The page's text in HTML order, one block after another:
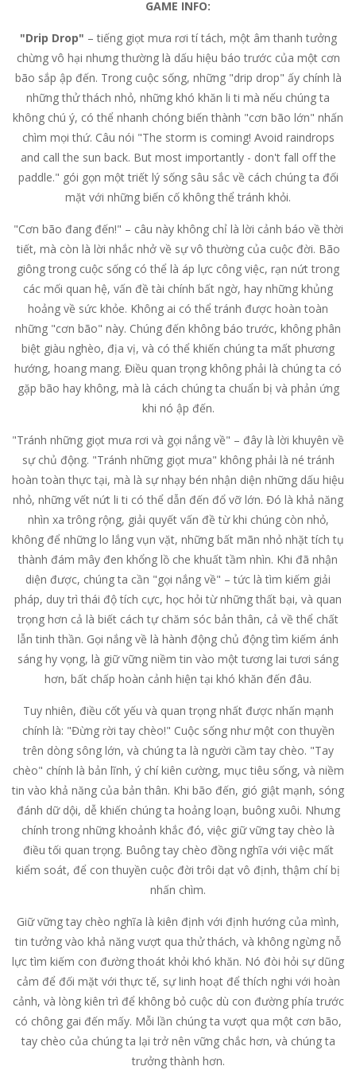
GAME INFO:
"Drip Drop" – tiếng giọt mưa rơi tí tách, một âm thanh tưởng
chừng vô hại nhưng thường là dấu hiệu báo trước của một cơn
bão sắp ập đến. Trong cuộc sống, những "drip drop" ấy chính là
những thử thách nhỏ, những khó khăn li ti mà nếu chúng ta
không chú ý, có thể nhanh chóng biến thành "cơn bão lớn" nhấn
chìm mọi thứ. Câu nói "The storm is coming! Avoid raindrops
and call the sun back. But most importantly - don't fall off the
paddle." gói gọn một triết lý sống sâu sắc về cách chúng ta đối
mặt với những biến cố không thể tránh khỏi.
"Cơn bão đang đến!" – câu này không chỉ là lời cảnh báo về thời
tiết, mà còn là lời nhắc nhở về sự vô thường của cuộc đời. Bão
giông trong cuộc sống có thể là áp lực công việc, rạn nứt trong
các mối quan hệ, vấn đề tài chính bất ngờ, hay những khủng
hoảng về sức khỏe. Không ai có thể tránh được hoàn toàn
những "cơn bão" này. Chúng đến không báo trước, không phân
biệt giàu nghèo, địa vị, và có thể khiến chúng ta mất phương
hướng, hoang mang. Điều quan trọng không phải là chúng ta có
gặp bão hay không, mà là cách chúng ta chuẩn bị và phản ứng
khi nó ập đến.
"Tránh những giọt mưa rơi và gọi nắng về" – đây là lời khuyên về
sự chủ động. "Tránh những giọt mưa" không phải là né tránh
hoàn toàn thực tại, mà là sự nhạy bén nhận diện những dấu hiệu
nhỏ, những vết nứt li ti có thể dẫn đến đổ vỡ lớn. Đó là khả năng
nhìn xa trông rộng, giải quyết vấn đề từ khi chúng còn nhỏ,
không để những lo lắng vụn vặt, những bất mãn nhỏ nhặt tích tụ
thành đám mây đen khổng lồ che khuất tầm nhìn. Khi đã nhận
diện được, chúng ta cần "gọi nắng về" – tức là tìm kiếm giải
pháp, duy trì thái độ tích cực, học hỏi từ những thất bại, và quan
trọng hơn cả là biết cách tự chăm sóc bản thân, cả về thể chất
lẫn tinh thần. Gọi nắng về là hành động chủ động tìm kiếm ánh
sáng hy vọng, là giữ vững niềm tin vào một tương lai tươi sáng
hơn, bất chấp hoàn cảnh hiện tại khó khăn đến đâu.
Tuy nhiên, điều cốt yếu và quan trọng nhất được nhấn mạnh
chính là: "Đừng rời tay chèo!" Cuộc sống như một con thuyền
trên dòng sông lớn, và chúng ta là người cầm tay chèo. "Tay
chèo" chính là bản lĩnh, ý chí kiên cường, mục tiêu sống, và niềm
tin vào khả năng của bản thân. Khi bão đến, gió giật mạnh, sóng
đánh dữ dội, dễ khiến chúng ta hoảng loạn, buông xuôi. Nhưng
chính trong những khoảnh khắc đó, việc giữ vững tay chèo là
điều tối quan trọng. Buông tay chèo đồng nghĩa với việc mất
kiểm soát, để con thuyền cuộc đời trôi dạt vô định, thậm chí bị
nhấn chìm.
Giữ vững tay chèo nghĩa là kiên định với định hướng của mình,
tin tưởng vào khả năng vượt qua thử thách, và không ngừng nỗ
lực tìm kiếm con đường thoát khỏi khó khăn. Nó đòi hỏi sự dũng
cảm để đối mặt với thực tế, sự linh hoạt để thích nghi với hoàn
cảnh, và lòng kiên trì để không bỏ cuộc dù con đường phía trước
có chông gai đến mấy. Mỗi lần chúng ta vượt qua một cơn bão,
tay chèo của chúng ta lại trở nên vững chắc hơn, và chúng ta
trưởng thành hơn.